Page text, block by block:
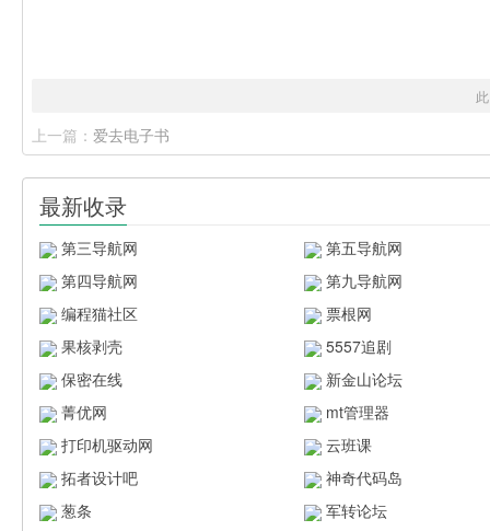
上一篇： 爱去电子书
最新收录
第三导航网
第五导航网
第四导航网
第九导航网
编程猫社区
票根网
果核剥壳
5557追剧
保密在线
新金山论坛
菁优网
mt管理器
打印机驱动网
云班课
拓者设计吧
神奇代码岛
葱条
军转论坛